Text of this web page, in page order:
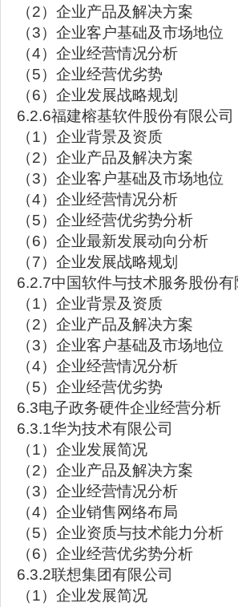
（2）企业产品及解决方案
（3）企业客户基础及市场地位
（4）企业经营情况分析
（5）企业经营优劣势
（6）企业发展战略规划
6.2.6福建榕基软件股份有限公司
（1）企业背景及资质
（2）企业产品及解决方案
（3）企业客户基础及市场地位
（4）企业经营情况分析
（5）企业经营优劣势分析
（6）企业最新发展动向分析
（7）企业发展战略规划
6.2.7中国软件与技术服务股份有
（1）企业背景及资质
（2）企业产品及解决方案
（3）企业客户基础及市场地位
（4）企业经营情况分析
（5）企业经营优劣势
6.3电子政务硬件企业经营分析
6.3.1华为技术有限公司
（1）企业发展简况
（2）企业产品及解决方案
（3）企业经营情况分析
（4）企业销售网络布局
（5）企业资质与技术能力分析
（6）企业经营优劣势分析
6.3.2联想集团有限公司
（1）企业发展简况